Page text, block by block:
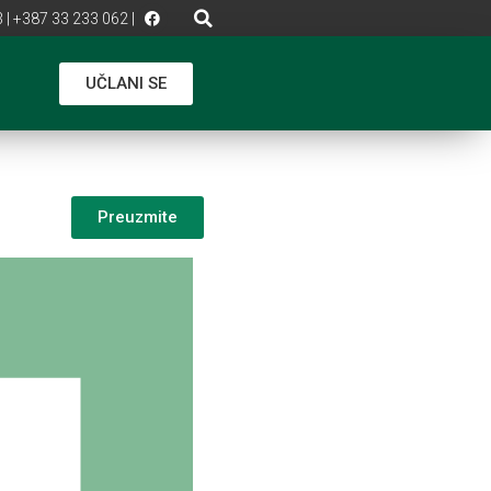
+387 33 233 062 |
UČLANI SE
Preuzmite